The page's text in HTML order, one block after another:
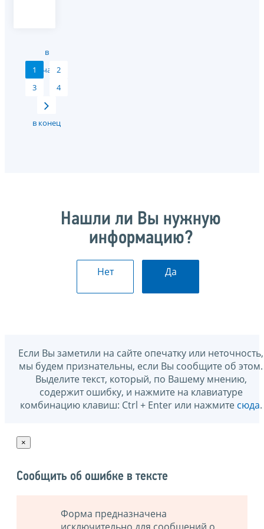
в
начало
1
2
3
4
в конец
Нашли ли Вы нужную
информацию?
Нет Да
Если Вы заметили на сайте опечатку или неточность,
мы будем признательны, если Вы сообщите об этом.
Выделите текст, который, по Вашему мнению,
содержит ошибку, и нажмите на клавиатуре
комбинацию клавиш: Ctrl + Enter или нажмите сюда.
×
Сообщить об ошибке в тексте
Форма предназначена